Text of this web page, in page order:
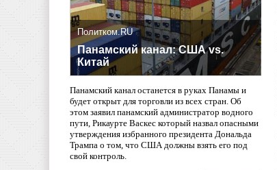
Политком.RU
Панамский канал: США vs.
Китай
Панамский канал останется в руках Панамы и
будет открыт для торговли из всех стран. Об
этом заявил панамский администратор водного
пути, Рикаурте Васкес который назвал опасными
утверждения избранного президента Дональда
Трампа о том, что США должны взять его под
свой контроль.